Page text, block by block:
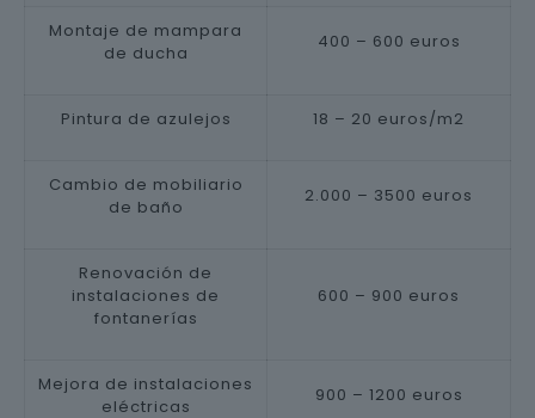
Montaje de mampara
de ducha
400 – 600 euros
Pintura de azulejos 18 – 20 euros/m2
Cambio de mobiliario
de baño
2.000 – 3500 euros
Renovación de
instalaciones de
fontanerías
600 – 900 euros
Mejora de instalaciones
eléctricas
900 – 1200 euros